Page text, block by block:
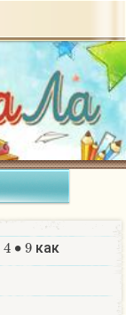
4•9
как